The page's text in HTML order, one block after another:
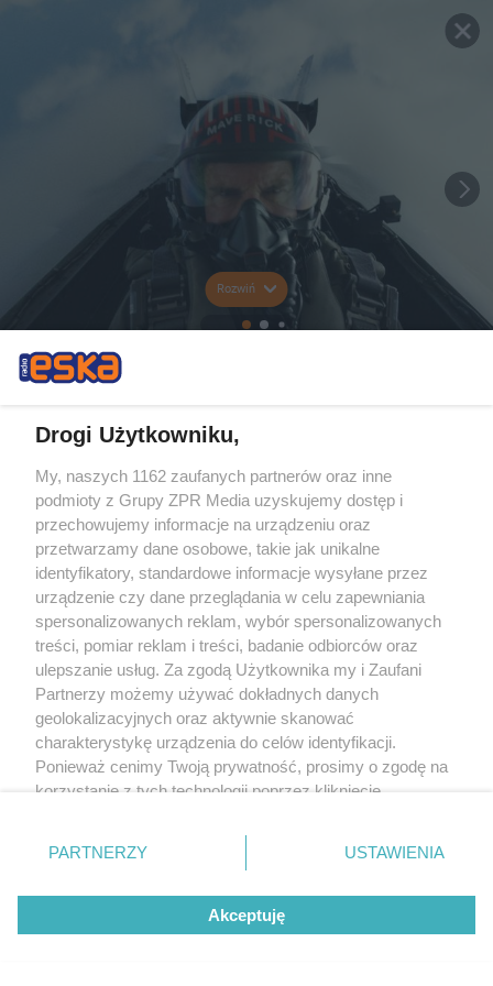
Rozwiń
Drogi Użytkowniku,
My, naszych 1162 zaufanych partnerów oraz inne
podmioty z Grupy ZPR Media uzyskujemy dostęp i
przechowujemy informacje na urządzeniu oraz
przetwarzamy dane osobowe, takie jak unikalne
identyfikatory, standardowe informacje wysyłane przez
urządzenie czy dane przeglądania w celu zapewniania
spersonalizowanych reklam, wybór spersonalizowanych
treści, pomiar reklam i treści, badanie odbiorców oraz
ulepszanie usług. Za zgodą Użytkownika my i Zaufani
Partnerzy możemy używać dokładnych danych
geolokalizacyjnych oraz aktywnie skanować
charakterystykę urządzenia do celów identyfikacji.
Ponieważ cenimy Twoją prywatność, prosimy o zgodę na
korzystanie z tych technologii poprzez kliknięcie
zmienić/wycofać klikając przycisk ustawień prywatności
znajdujący się w lewym dolnym rogu strony
rodzaje przetwarzania danych nie wymagają zgody
użytkownika, ale masz prawo sprzeciwić się takiemu
przetwarzaniu. Preferencje będą miały zastosowanie tylko
PARTNERZY USTAWIENIA
Akceptuję